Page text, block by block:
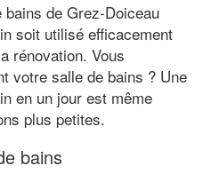
de Grez-Doiceau
soit utilisé efficacement
rénovation. Vous
votre salle de bains ? Une
en un jour est même
plus petites.
bains